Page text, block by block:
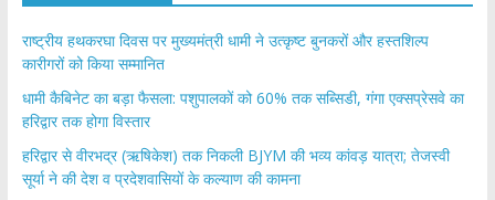
राष्ट्रीय हथकरघा दिवस पर मुख्यमंत्री धामी ने उत्कृष्ट बुनकरों और हस्तशिल्प
कारीगरों को किया सम्मानित
​धामी कैबिनेट का बड़ा फैसला: पशुपालकों को 60% तक सब्सिडी, गंगा एक्सप्रेसवे का
हरिद्वार तक होगा विस्तार
​हरिद्वार से वीरभद्र (ऋषिकेश) तक निकली BJYM की भव्य कांवड़ यात्रा; तेजस्वी
सूर्या ने की देश व प्रदेशवासियों के कल्याण की कामना